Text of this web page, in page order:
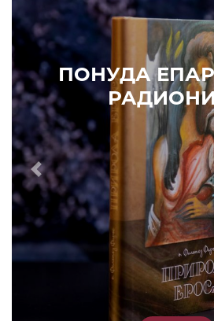
ПОНУДА
Prethodni